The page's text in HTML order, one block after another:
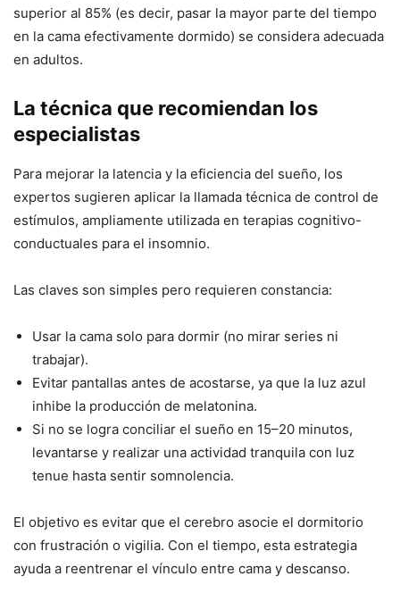
superior al 85% (es decir, pasar la mayor parte del tiempo
en la cama efectivamente dormido) se considera adecuada
en adultos.
La técnica que recomiendan los
especialistas
Para mejorar la latencia y la eficiencia del sueño, los
expertos sugieren aplicar la llamada técnica de control de
estímulos, ampliamente utilizada en terapias cognitivo-
conductuales para el insomnio.
Las claves son simples pero requieren constancia:
Usar la cama solo para dormir (no mirar series ni
trabajar).
Evitar pantallas antes de acostarse, ya que la luz azul
inhibe la producción de melatonina.
Si no se logra conciliar el sueño en 15–20 minutos,
levantarse y realizar una actividad tranquila con luz
tenue hasta sentir somnolencia.
El objetivo es evitar que el cerebro asocie el dormitorio
con frustración o vigilia. Con el tiempo, esta estrategia
ayuda a reentrenar el vínculo entre cama y descanso.